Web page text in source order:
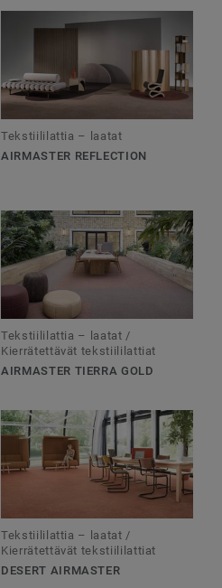
Tekstiililattia – laatat
AIRMASTER REFLECTION
Tekstiililattia – laatat /
Kierrätettävät tekstiililattiat
AIRMASTER TIERRA GOLD
Tekstiililattia – laatat /
Kierrätettävät tekstiililattiat
DESERT AIRMASTER